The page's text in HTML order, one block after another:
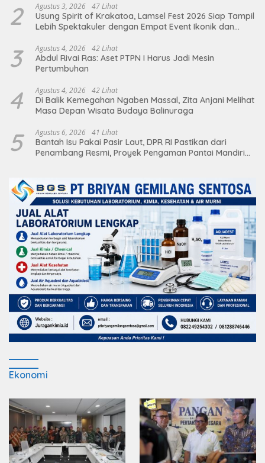
2 Agustus 3, 2026 47 Lihat
Usung Spirit of Krakatoa, Lamsel Fest 2026 Siap Tampil
Lebih Spektakuler dengan Empat Event Ikonik dan
3 Agustus 4, 2026 42 Lihat
Abdul Rivai Ras: Aset PTPN I Harus Jadi Mesin
Pertumbuhan
4 Agustus 4, 2026 42 Lihat
Di Balik Kemegahan Ngaben Massal, Zita Anjani Melihat
Masa Depan Wisata Budaya Balinuraga
5 Agustus 6, 2026 41 Lihat
Bantah Isu Pakai Pasir Laut, DPR RI Pastikan dari
Penambang Resmi, Proyek Pengaman Pantai Mandiri
Ekonomi